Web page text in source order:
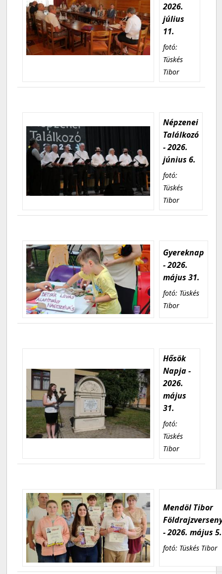
2026.
július
11.
fotó:
Tüskés
Tibor
Népzenei
Találkozó
- 2026.
június 6.
fotó:
Tüskés
Tibor
Gyereknap
- 2026.
május 31.
fotó: Tüskés
Tibor
Hősök
Napja -
2026.
május
31.
fotó:
Tüskés
Tibor
Mendöl Tibor
- 2026. május 5.
fotó: Tüskés Tibor